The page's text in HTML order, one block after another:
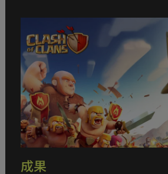
成果